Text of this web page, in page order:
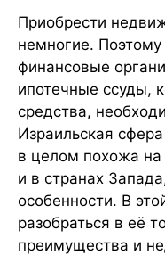
Приобрести
немногие.
финансовые
ипотечные ссуды,
средства,
Израильская
в целом похожа на
и в странах
особенности. В
разобраться в её
преимущества и